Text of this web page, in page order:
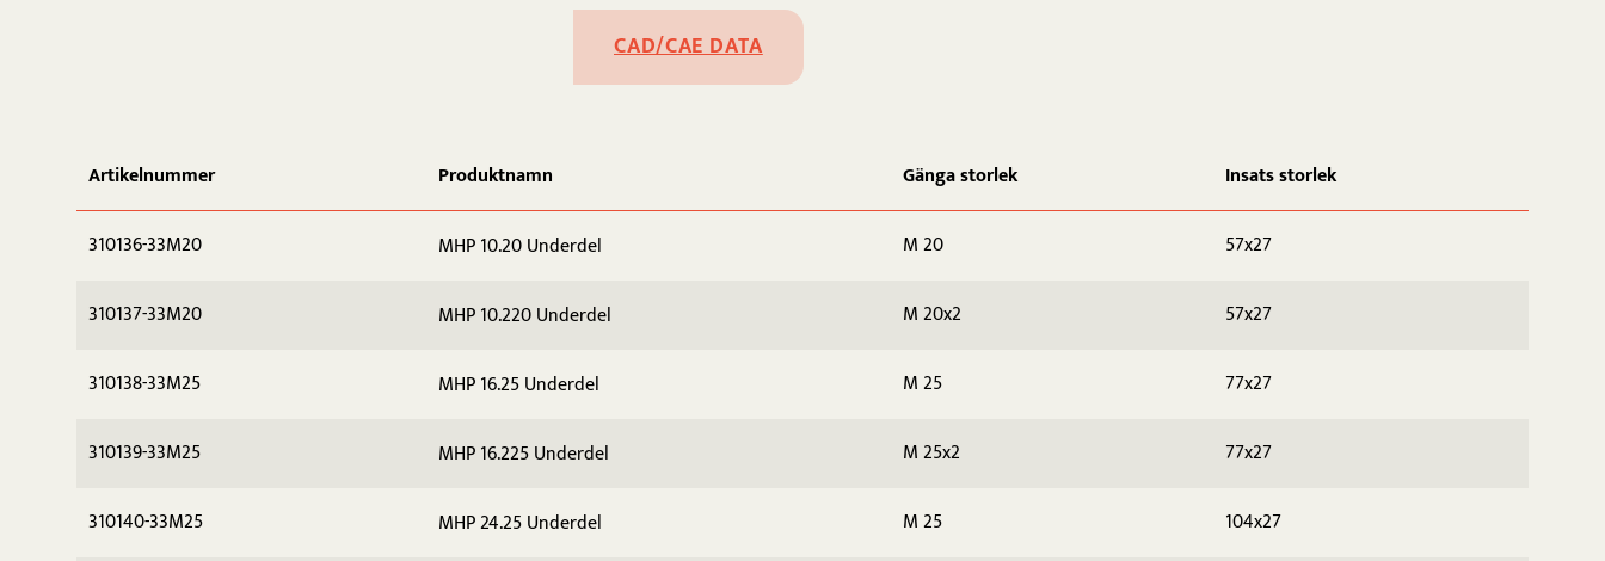
CAD/CAE DATA
Artikelnummer Produktnamn Gänga storlek Insats storlek
310136-33M20 MHP 10.20 Underdel M 20 57x27
310137-33M20 MHP 10.220 Underdel M 20x2 57x27
310138-33M25 MHP 16.25 Underdel M 25 77x27
310139-33M25 MHP 16.225 Underdel M 25x2 77x27
310140-33M25 MHP 24.25 Underdel M 25 104x27